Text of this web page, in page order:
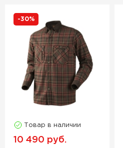
-30%
Товар в наличии
10 490 руб.